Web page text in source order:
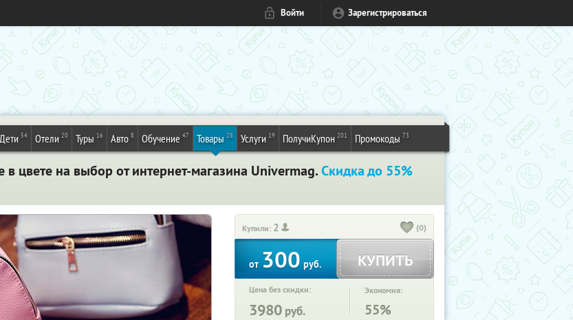
Войти Зарегистрироваться
Дети 54 Отели 20 Туры 16 Авто 8 Обучение 47 Товары 28 Услуги 19 ПолучиКупон 201 Промокоды 73
цвете на выбор от интернет-магазина Univermag.Скидка до 55%
Купили: 2 (0)
от300руб. КУПИТЬ
Цена без скидки:
3980 руб.
Экономия:
55%